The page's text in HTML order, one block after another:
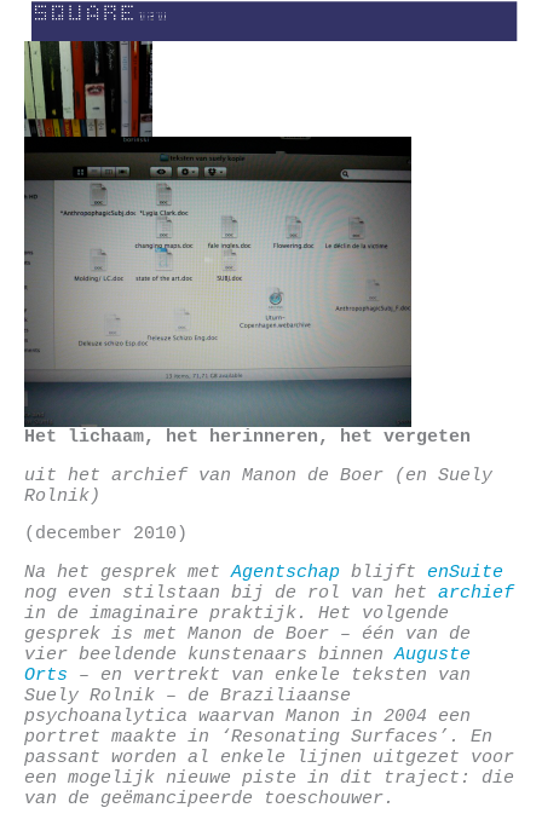
Skip
content
Het lichaam, het herinneren, het vergeten
uit het archief van Manon de Boer (en Suely
Rolnik)
(december 2010)
Na het gesprek metAgentschap blijft enSuite
nog even stilstaan bij de rol van het archief
in de imaginaire praktijk. Het volgende
gesprek is met Manon de Boer – één van de
vier beeldende kunstenaars binnenAuguste
Orts – en vertrekt van enkele teksten van
Suely Rolnik – de Braziliaanse
psychoanalytica waarvan Manon in 2004 een
portret maakte in ‘Resonating Surfaces’. En
passant worden al enkele lijnen uitgezet voor
een mogelijk nieuwe piste in dit traject: die
van de geëmancipeerde toeschouwer.